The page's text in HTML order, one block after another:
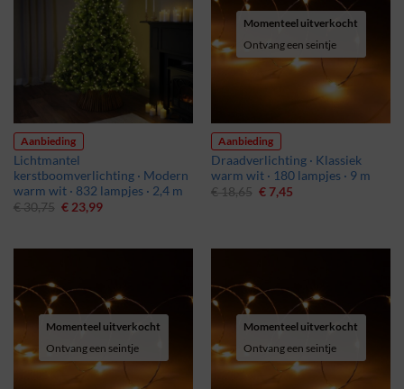
Aanbieding
Lichtmantel
kerstboomverlichting · Modern
warm wit · 832 lampjes · 2,4 m
€30,75 Oorspronkelijke
€23,99Huidige
Momenteel uitverkocht
Ontvang een seintje
Aanbieding
Draadverlichting · Klassiek
warm wit · 180 lampjes · 9 m
€18,65 Oorspronkelijke
prijs
€7,45Huidige
Momenteel uitverkocht
Ontvang een seintje
Momenteel uitverkocht
Ontvang een seintje